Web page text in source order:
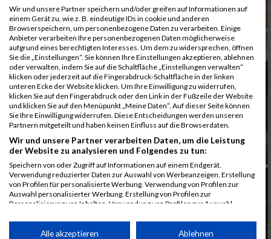
Wir und unsere Partner speichern und/oder greifen auf Informationen auf
einem Gerät zu, wie z. B. eindeutige IDs in cookie und anderen
Browserspeichern, um personenbezogene Daten zu verarbeiten. Einige
Anbieter verarbeiten Ihre personenbezogenen Daten möglicherweise
aufgrund eines berechtigten Interesses. Um dem zu widersprechen, öffnen
Sie die „Einstellungen“. Sie können Ihre Einstellungen akzeptieren, ablehnen
oder verwalten, indem Sie auf die Schaltfläche „Einstellungen verwalten“
klicken oder jederzeit auf die Fingerabdruck-Schaltfläche in der linken
unteren Ecke der Website klicken. Um Ihre Einwilligung zu widerrufen,
klicken Sie auf den Fingerabdruck oder den Link in der Fußzeile der Website
und klicken Sie auf den Menüpunkt „Meine Daten“. Auf dieser Seite können
Sie Ihre Einwilligung widerrufen. Diese Entscheidungen werden unseren
Partnern mitgeteilt und haben keinen Einfluss auf die Browserdaten.
Wir und unsere Partner verarbeiten Daten, um die Leistung
der Website zu analysieren und Folgendes zu tun:
Speichern von oder Zugriff auf Informationen auf einem Endgerät.
Verwendung reduzierter Daten zur Auswahl von Werbeanzeigen. Erstellung
von Profilen für personalisierte Werbung. Verwendung von Profilen zur
Auswahl personalisierter Werbung. Erstellung von Profilen zur
Personalisierung von Inhalten. Verwendung von Profilen zur Auswahl
Performance von Inhalten. Analyse von Zielgruppen durch Statistiken oder
Kombinationen von Daten aus verschiedenen Quellen. Entwicklung und
Alle akzeptieren Ablehnen